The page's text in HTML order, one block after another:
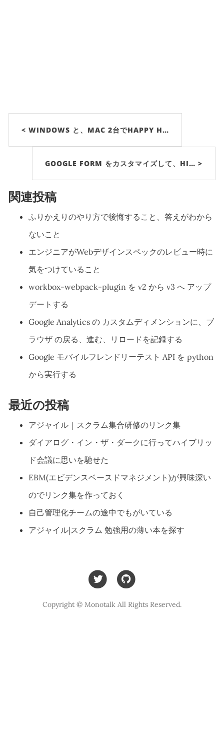
< WINDOWS と、MAC 2台でHAPPY H…
GOOGLE FORM をカスタマイズして、HI… >
関連投稿
ふりかえりのやり方で後悔すること、答えがわから
ないこと
エンジニアがWebデザインスペックのレビュー時に
気をつけていること
workbox-webpack-plugin を v2 から v3 へ アップ
デートする
Google Analytics の カスタムディメンションに、ブ
ラウザ の戻る、進む、リロードを記録する
Google モバイルフレンドリーテスト API を python
から実行する
最近の投稿
アジャイル｜スクラム集合研修のリンク集
ダイアログ・イン・ザ・ダークに行ってハイブリッ
ド会議に思いを馳せた
EBM(エビデンスベースドマネジメント)が興味深い
のでリンク集を作っておく
自己管理化チームの途中でもがいている
アジャイル|スクラム 勉強用の薄い本を探す
Copyright © Monotalk All Rights Reserved.